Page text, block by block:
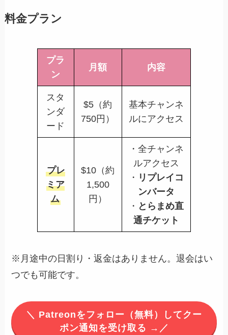
料金プラン
プラ
ン
月額 内容
スタ
ンダ
ード
$5（約
750円）
基本チャンネ
ルにアクセス
プレ
ミア
ム
$10（約
1,500
円）
・全チャンネ
ルアクセス
・ リプレイコ
ンバータ
・ とらまめ直
通チケット
※月途中の日割り・返金はありません。退会はい
つでも可能です。
＼ Patreonをフォロー（無料）してクー
ポン通知を受け取る →／